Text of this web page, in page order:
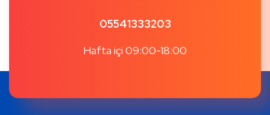
05541333203
Hafta içi 09:00-18:00